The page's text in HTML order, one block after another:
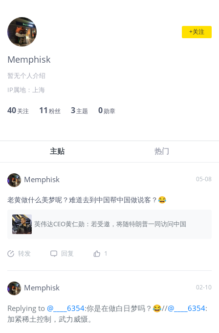
+关注
Memphisk
暂无个人介绍
IP属地：
上海
40关注 11 粉丝 3主题 0勋章
主贴 热门
Memphisk 05-08
老黄做什么美梦呢？难道去到中国帮中国做说客？😂
英伟达CEO黄仁勋：若受邀，将随特朗普一同访问中国
转发 回复 1
Memphisk 02-10
Replying to @____6354:你是在做白日梦吗？😂//@____6354:
加紧稀土控制，武力威慑。